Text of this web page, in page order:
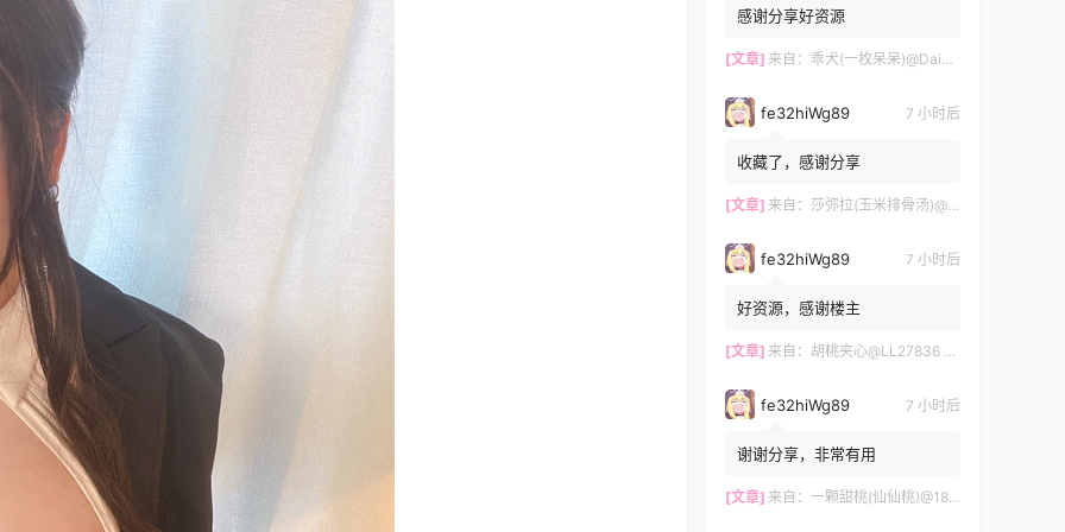
感谢分享好资源
[文章] 来自： 乖犬(一枚呆呆)@Daibao1103 – 新作 [520门槛] [稀缺] 22分钟 Cos白虎萝莉顶级白虎萝莉福利订阅 [83P4V-1.35G] 持续更新中
fe32hiWg89 7 小时后
收藏了，感谢分享
[文章] 来自： 莎弥拉(玉米排骨汤)@_moliiovo3 – [自购首发] [788门槛] 5分钟 猫儿水手服自慰订阅 [36P1V-526MB] 持续更新中
fe32hiWg89 7 小时后
好资源，感谢楼主
[文章] 来自： 胡桃夹心@LL27836 – [自购首发] [1314门槛] 9分钟 Cos白虎萝莉自慰福利订阅 [1V-746MB] 持续更新中
fe32hiWg89 7 小时后
谢谢分享，非常有用
[文章] 来自： 一颗甜桃(仙仙桃)@18jkpeach – [自购首发] [1314门槛] 3套 [灰姑娘+布兰儿+初音] [98-885MB] 持续更新中